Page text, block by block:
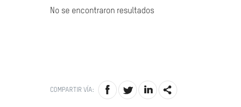
No se encontraron resultados
COMPARTIR VÍA: